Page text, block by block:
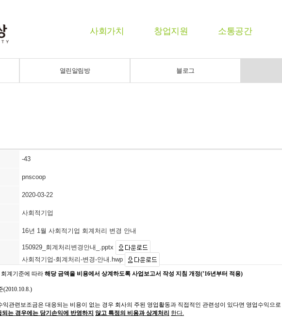
사회가치 창업지원 소통공간
열린알림방 블로그
-43
pnscoop
2020-03-22
사회적기업
16년 1월 사회적기업 회계처리 변경 안내
150929_회계처리변경안내_.pptx
사회적기업-회계처리-변경-안내.hwp